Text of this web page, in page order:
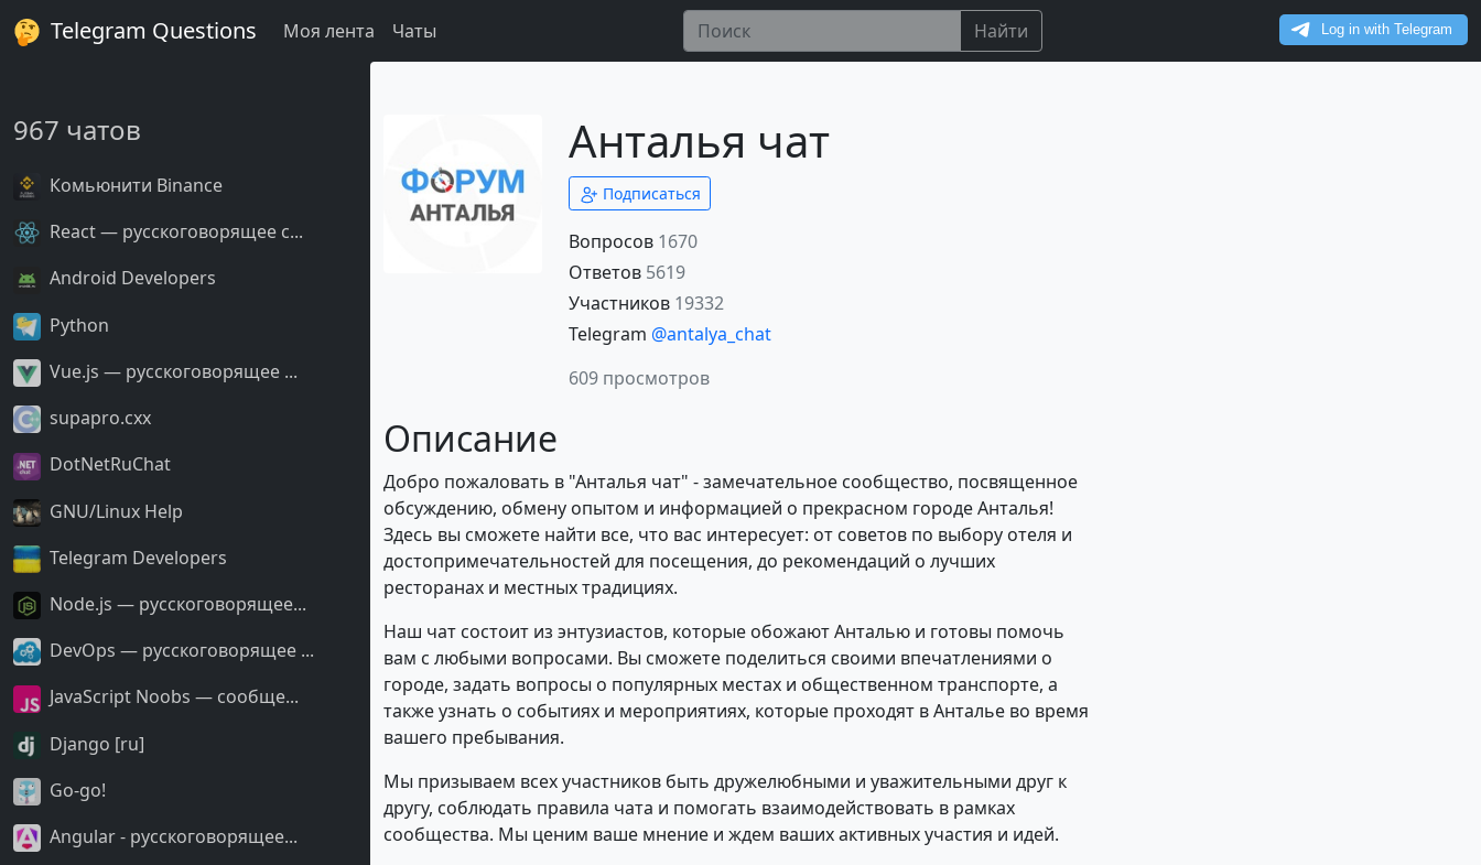
Telegram Questions Моя лента Чаты Найти
967 чатов
Комьюнити Binance
React — русскоговорящее с...
Android Developers
Python
Vue.js — русскоговорящее ...
supapro.cxx
DotNetRuChat
GNU/Linux Help
Telegram Developers
Node.js — русскоговорящее...
DevOps — русскоговорящее ...
JavaScript Noobs — сообще...
Django [ru]
Go-go!
Angular - русскоговорящее...
Анталья чат
Подписаться
Вопросов 1670
Ответов 5619
Участников 19332
Telegram @antalya_chat
609 просмотров
Описание
Добро пожаловать в "Анталья чат" - замечательное сообщество, посвященное
обсуждению, обмену опытом и информацией о прекрасном городе Анталья!
Здесь вы сможете найти все, что вас интересует: от советов по выбору отеля и
достопримечательностей для посещения, до рекомендаций о лучших
ресторанах и местных традициях.
Наш чат состоит из энтузиастов, которые обожают Анталью и готовы помочь
вам с любыми вопросами. Вы сможете поделиться своими впечатлениями о
городе, задать вопросы о популярных местах и общественном транспорте, а
также узнать о событиях и мероприятиях, которые проходят в Анталье во время
вашего пребывания.
Мы призываем всех участников быть дружелюбными и уважительными друг к
другу, соблюдать правила чата и помогать взаимодействовать в рамках
сообщества. Мы ценим ваше мнение и ждем ваших активных участия и идей.